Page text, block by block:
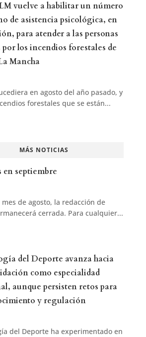
vuelve a habilitar un número
de asistencia psicológica, en
para atender a las personas
por los incendios forestales de
Mancha
en agosto del año pasado, y
forestales que se están...
MÁS NOTICIAS
en septiembre
de agosto, la redacción de
cerrada. Para cualquier...
del Deporte avanza hacia
como especialidad
aunque persisten retos para
y regulación
del Deporte ha experimentado en